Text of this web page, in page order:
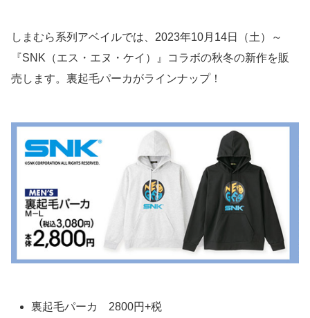
しまむら系列アベイルでは、2023年10月14日（土）～
『SNK（エス・エヌ・ケイ）』コラボの秋冬の新作を販
売します。裏起毛パーカがラインナップ！
裏起毛パーカ 2800円+税